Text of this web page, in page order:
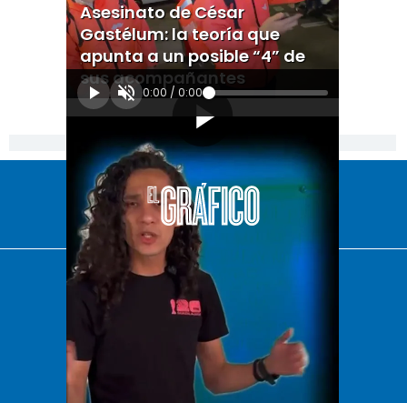
Asesinato de César
Gastélum: la teoría que
apunta a un posible “4” de
sus acompañantes
0:00 / 0:00
[Publicidad]
El Universal
Vive USA
Clase